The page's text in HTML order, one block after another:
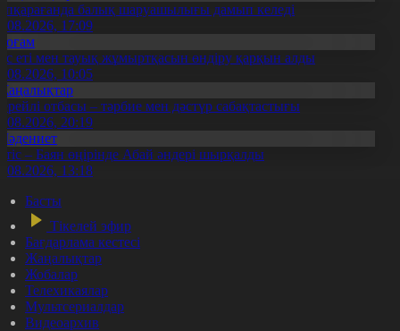
балық шаруашылығы дамып келеді
17:09
еті мен тауық жұмыртқасын өндіру қарқын алды
10:05
отбасы – тәрбие мен дәстүр сабақтастығы
20:19
– Баян өңірінде Абай әндері шырқалды
13:18
Басты
Тікелей эфир
Бағдарлама кестесі
Жаңалықтар
Жобалар
Телехикаялар
Мультсериалдар
Видеоархив